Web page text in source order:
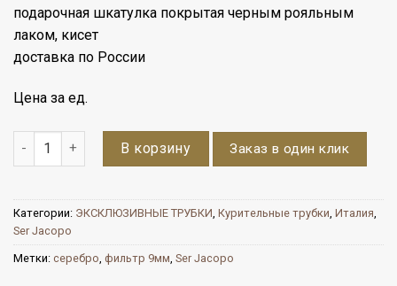
подарочная шкатулка покрытая черным рояльным
лаком, кисет
доставка по России
Цена за ед.
Количество В корзину Заказ в один клик
Категории: ЭКСКЛЮЗИВНЫЕ ТРУБКИ Курительные трубки Италия
Ser Jacopo
Метки: серебро фильтр 9мм Ser Jacopo